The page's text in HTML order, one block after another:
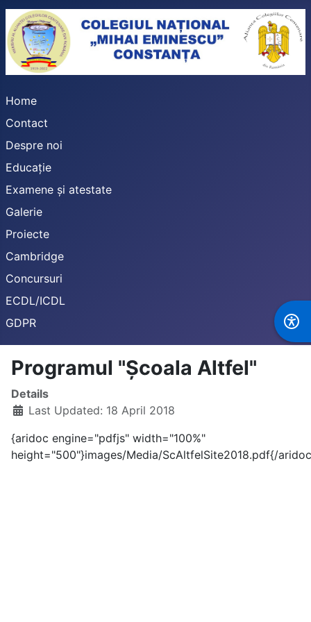
Home
Contact
Despre noi
Educație
Examene și atestate
Galerie
Proiecte
Cambridge
Concursuri
ECDL/ICDL
GDPR
Programul "Școala Altfel"
Details
Last Updated: 18 April 2018
{aridoc engine="pdfjs" width="100%"
height="500"}images/Media/ScAltfelSite2018.pdf{/